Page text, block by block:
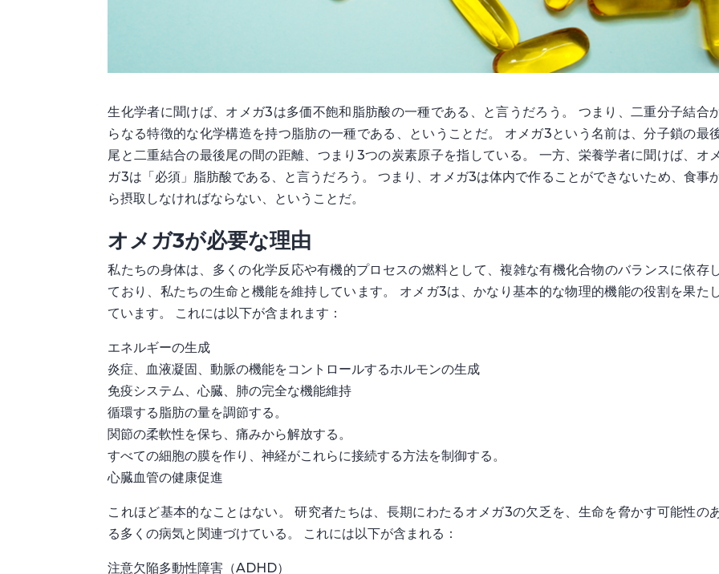
生化学者に聞けば、オメガ3は多価不飽和脂肪酸の一種である、と言うだろう。 つまり、二重分子結合
らなる特徴的な化学構造を持つ脂肪の一種である、ということだ。 オメガ3という名前は、分子鎖の最
尾と二重結合の最後尾の間の距離、つまり3つの炭素原子を指している。 一方、栄養学者に聞けば、オメ
ガ3は「必須」脂肪酸である、と言うだろう。 つまり、オメガ3は体内で作ることができないため、食事
ら摂取しなければならない、ということだ。
オメガ3が必要な理由
私たちの身体は、多くの化学反応や有機的プロセスの燃料として、複雑な有機化合物のバランスに依存
ており、私たちの生命と機能を維持しています。 オメガ3は、かなり基本的な物理的機能の役割を果た
ています。 これには以下が含まれます：
エネルギーの生成
炎症、血液凝固、動脈の機能をコントロールするホルモンの生成
免疫システム、心臓、肺の完全な機能維持
循環する脂肪の量を調節する。
関節の柔軟性を保ち、痛みから解放する。
すべての細胞の膜を作り、神経がこれらに接続する方法を制御する。
心臓血管の健康促進
これほど基本的なことはない。 研究者たちは、長期にわたるオメガ3の欠乏を、生命を脅かす可能性の
る多くの病気と関連づけている。 これには以下が含まれる：
注意欠陥多動性障害（ADHD）